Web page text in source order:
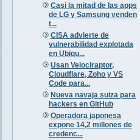
Casi la mitad de las apps
de LG y Samsung venden
t...
CISA advierte de
vulnerabilidad explotada
en Ubiqu...
Usan Velociraptor,
Cloudflare, Zoho y VS
Code para...
Nueva navaja suiza para
hackers en GitHub
Operadora japonesa
expone 14,2 millones de
credenc...